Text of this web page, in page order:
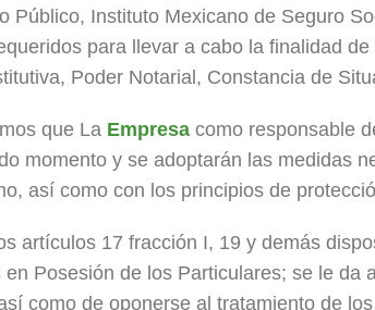
Público, Instituto Mexicano de Seguro
para llevar a cabo la finalidad
Poder Notarial, Constancia de
que La Empresa como responsable
momento y se adoptarán las medidas
así como con los principios de
artículos 17 fracción I, 19 y demás
Posesión de los Particulares; se le
como de oponerse al tratamiento de